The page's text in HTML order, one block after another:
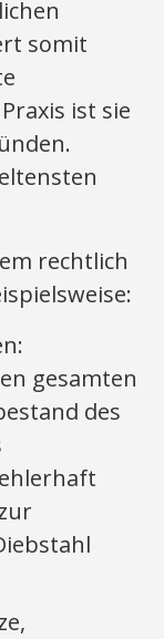
somit
ist sie
rechtlich
gesamten
des